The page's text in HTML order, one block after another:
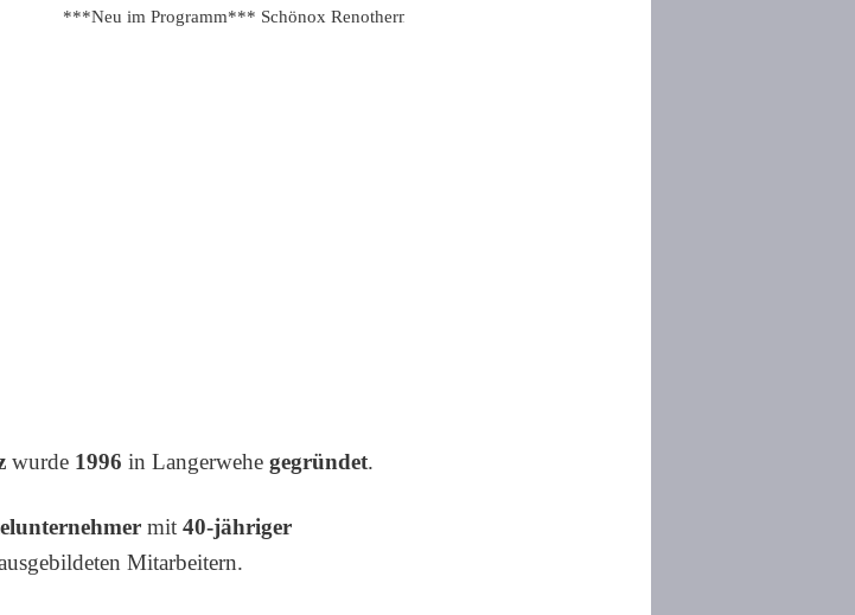
***Neu im Programm*** Schönox Renotherm Fußbodenheizung
wurde 1996 in Langerwehe gegründet.
mit 40-jähriger
Mitarbeitern.